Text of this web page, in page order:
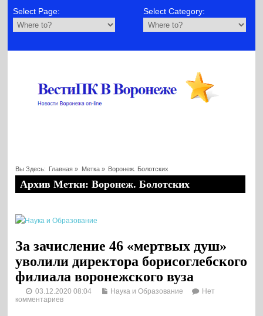
Select Page: Select Category:
Вы Здесь: Главная » Метка » Воронеж. Болотских
Архив Метки: Воронеж. Болотских
За зачисление 46 «мертвых душ»
уволили директора борисоглебского
филиала воронежского вуза
03.12.2020 08:04 Наука и Образование
Нет
комментариев